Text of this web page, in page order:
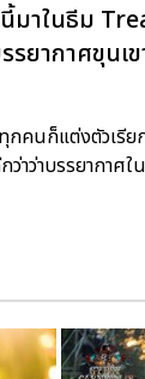
มาในธีม
ากาศขุนเ
คนก็แต่งตัวเรีย
าบรรยากาศใน